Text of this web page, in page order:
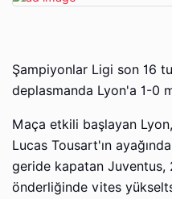
Şampiyonlar Ligi son 16
deplasmanda Lyon'a 1-0
Maça etkili başlayan
Lucas Tousart'ın
geride kapatan Juventus,
önderliğinde vites